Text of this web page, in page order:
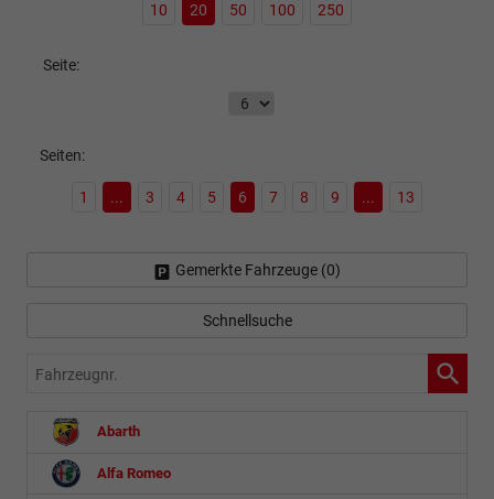
10 20 50 100 250
Seite:
Seiten:
1 ... 3 4 5 6 7 8 9 ... 13
Gemerkte Fahrzeuge (0)
Schnellsuche
Fahrzeugnr.
Abarth
Alfa Romeo